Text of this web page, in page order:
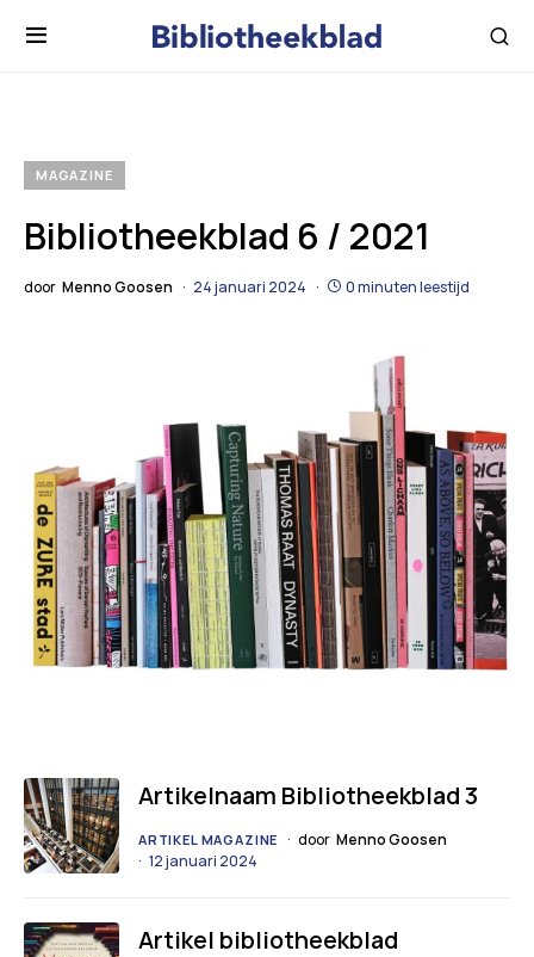
MAGAZINE
Bibliotheekblad 6 / 2021
door Menno Goosen 24 januari 2024 0 minuten leestijd
Artikelnaam Bibliotheekblad 3
ARTIKEL MAGAZINE door Menno Goosen
12 januari 2024
Artikel bibliotheekblad